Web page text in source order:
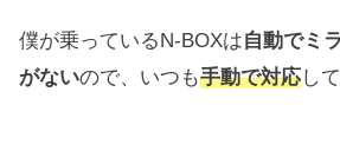
僕が乗っているN-BOXは自動でミ
がないので、いつも手動で対応し